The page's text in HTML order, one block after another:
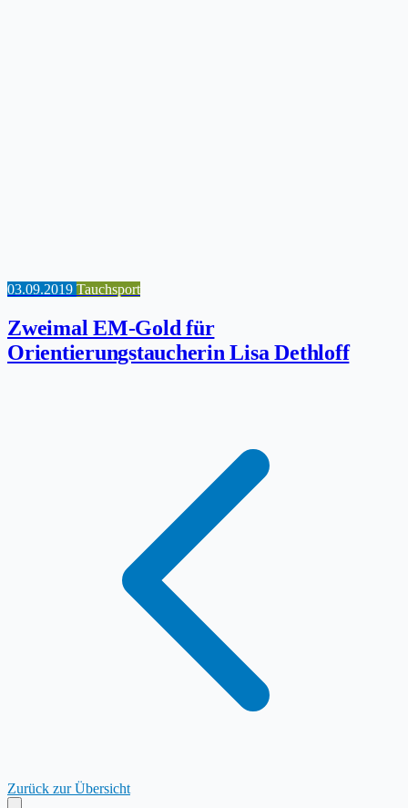
03.09.2019 Tauchsport
Zweimal EM-Gold für
Orientierungstaucherin Lisa Dethloff
Zurück zur Übersicht